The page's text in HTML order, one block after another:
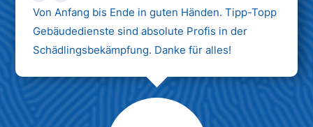
Von Anfang bis Ende in guten Händen. Tipp-Topp
Gebäudedienste sind absolute Profis in der
Schädlingsbekämpfung. Danke für alles!